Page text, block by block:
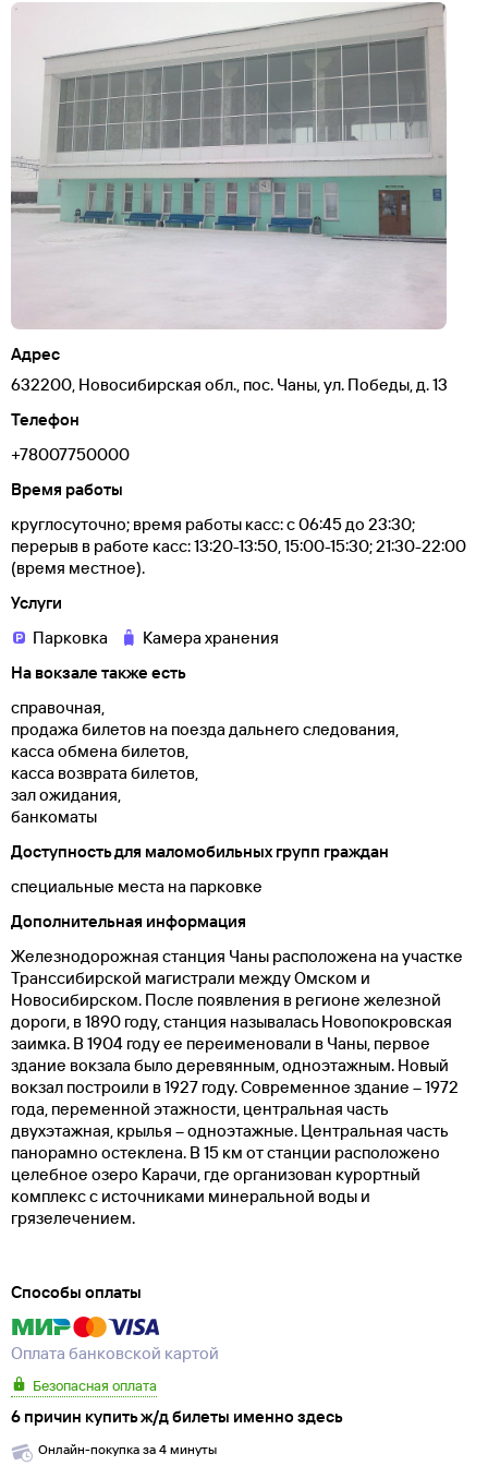
Адрес
632200, Новосибирская обл., пос. Чаны, ул. Победы, д. 13
Телефон
+78007750000
Время работы
круглосуточно; время работы касс: с 06:45 до 23:30;
перерыв в работе касс: 13:20-13:50, 15:00-15:30; 21:30-22:00
(время местное).
Услуги
Парковка
Камера хранения
На вокзале также есть
справочная,
продажа билетов на поезда дальнего следования,
касса обмена билетов,
касса возврата билетов,
зал ожидания,
банкоматы
Доступность для маломобильных групп граждан
специальные места на парковке
Дополнительная информация
Железнодорожная станция Чаны расположена на участке
Транссибирской магистрали между Омском и
Новосибирском. После появления в регионе железной
дороги, в 1890 году, станция называлась Новопокровская
заимка. В 1904 году ее переименовали в Чаны, первое
здание вокзала было деревянным, одноэтажным. Новый
вокзал построили в 1927 году. Современное здание – 1972
года, переменной этажности, центральная часть
двухэтажная, крылья – одноэтажные. Центральная часть
панорамно остеклена. В 15 км от станции расположено
целебное озеро Карачи, где организован курортный
комплекс с источниками минеральной воды и
грязелечением.
Способы оплаты
Оплата банковской картой
Безопасная оплата
6 причин купить ж/д билеты именно здесь
Онлайн-покупка за 4 минуты